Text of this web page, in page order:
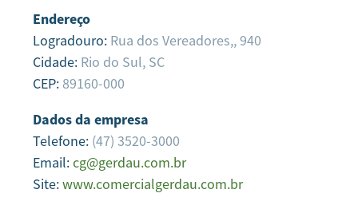
Endereço
Logradouro: Rua dos Vereadores,, 940
Cidade: Rio do Sul, SC
CEP:89160-000
Dados da empresa
Telefone: (47) 3520-3000
Email:cg@gerdau.com.br
Site:www.comercialgerdau.com.br